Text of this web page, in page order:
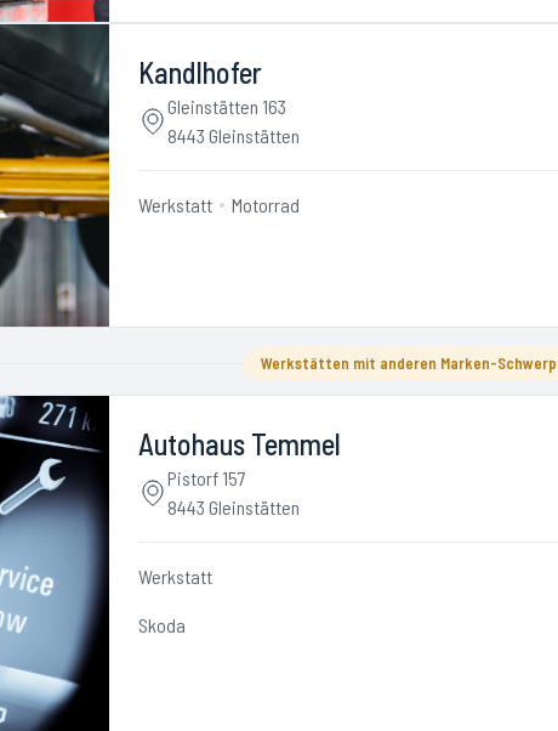
Kandlhofer
Gleinstätten 163
8443 Gleinstätten
Werkstatt Motorrad
Werkstätten mit anderen Marken-
Autohaus Temmel
Pistorf 157
8443 Gleinstätten
Werkstatt
Skoda